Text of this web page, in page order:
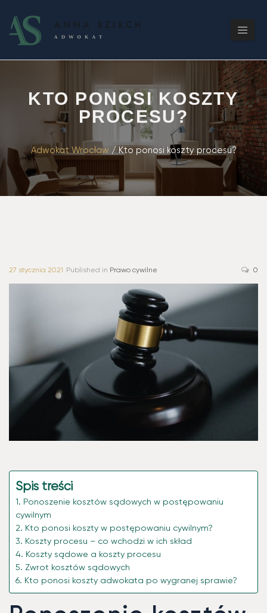
KTO PONOSI KOSZTY
PROCESU?
Adwokat Wrocław /Kto ponosi koszty procesu?
27 stycznia 2021 Published in Prawo cywilne 0
Spis treści
Ponoszenie kosztów sądowych w postępowaniu
cywilnym
Kto ponosi koszty w postępowaniu cywilnym?
Koszty procesu – co wchodzi w ich skład
Koszty sądowe a koszty procesu
Zwrot kosztów sądowych
Kto ponosi koszty adwokata po wygranej sprawie?